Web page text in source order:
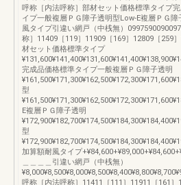
呼称［内法呼称］部材セット価格標準タイプ
イプ一般複層ＰＧ障子透明型Low-E複層ＰＧ
風タイプ引違い網戸（中桟無）
称］11409［119］11909［169］12809［259
材セット価格標準タイプ
完成品価格標準タイプ一般複層ＰＧ障子透明
型
E複層ＰＧ障子透明
型
加算額耐風タイプ
＿＿＿＿引違い網戸（中桟無）
呼称［内法呼称］11411［111］11911［161］